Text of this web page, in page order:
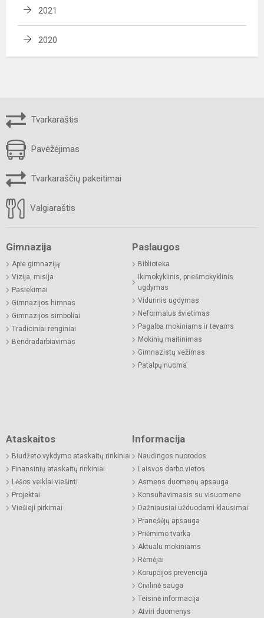
2021
2020
Tvarkaraštis
Pavėžėjimas
Tvarkaraščių pakeitimai
Valgiaraštis
Gimnazija
Apie gimnaziją
Vizija, misija
Pasiekimai
Gimnazijos himnas
Gimnazijos simboliai
Tradiciniai renginiai
Bendradarbiavimas
Paslaugos
Biblioteka
Ikimokyklinis, priešmokyklinis
ugdymas
Vidurinis ugdymas
Neformalus švietimas
Pagalba mokiniams ir tėvams
Mokinių maitinimas
Gimnazistų vežimas
Patalpų nuoma
Ataskaitos
Biudžeto vykdymo ataskaitų rinkiniai
Finansinių ataskaitų rinkiniai
Lėšos veiklai viešinti
Projektai
Viešieji pirkimai
Informacija
Naudingos nuorodos
Laisvos darbo vietos
Asmens duomenų apsauga
Konsultavimasis su visuomene
Dažniausiai užduodami klausimai
Pranešėjų apsauga
Priėmimo tvarka
Aktualu mokiniams
Rėmėjai
Korupcijos prevencija
Civilinė sauga
Teisinė informacija
Atviri duomenys